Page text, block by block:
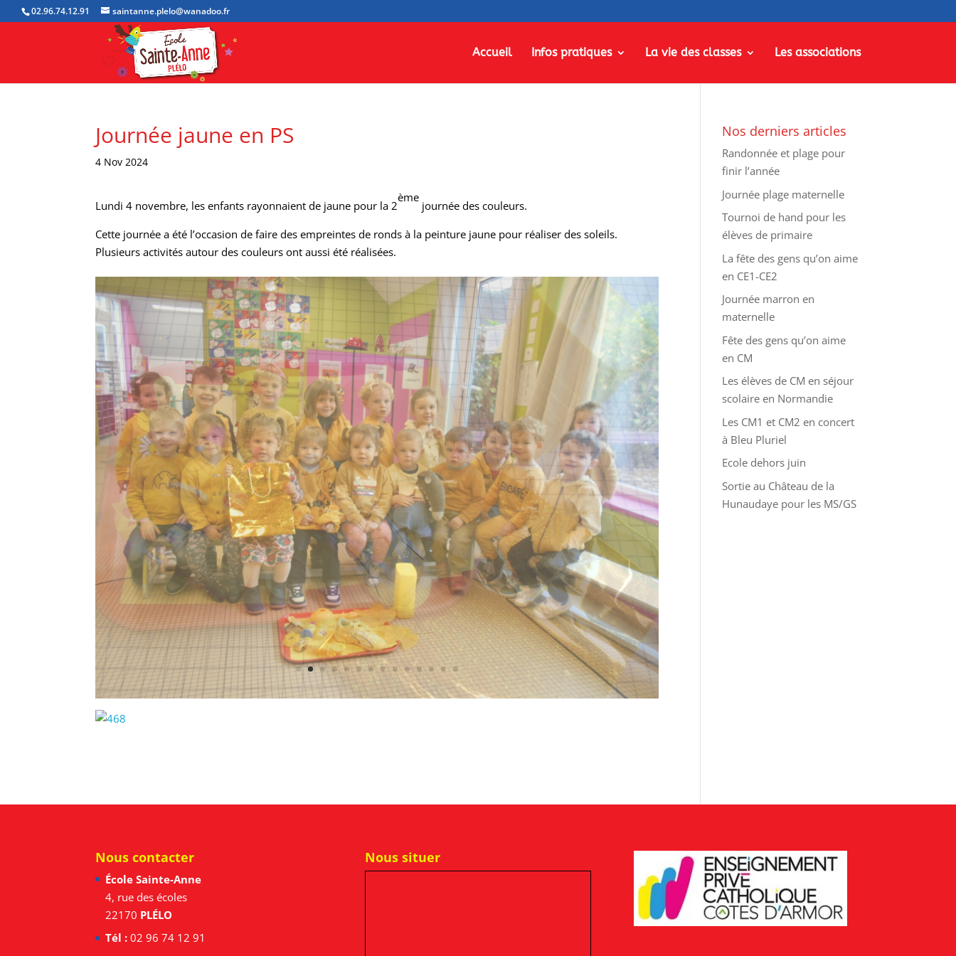
02.96.74.12.91 saintanne.plelo@wanadoo.fr
Accueil Infos pratiques La vie des classes Les associations
Journée jaune en PS
4 Nov 2024
Lundi 4 novembre, les enfants rayonnaient de jaune pour la 2
ème
journée des couleurs.
Cette journée a été l’occasion de faire des empreintes de ronds à la peinture jaune pour réaliser des soleils.
Plusieurs activités autour des couleurs ont aussi été réalisées.
Nos derniers articles
Randonnée et plage pour
finir l’année
Journée plage maternelle
Tournoi de hand pour les
élèves de primaire
La fête des gens qu’on aime
en CE1-CE2
Journée marron en
maternelle
Fête des gens qu’on aime
en CM
Les élèves de CM en séjour
scolaire en Normandie
Les CM1 et CM2 en concert
à Bleu Pluriel
Ecole dehors juin
Sortie au Château de la
Hunaudaye pour les MS/GS
Nous contacter
École Sainte-Anne
4, rue des écoles
22170 PLÉLO
Tél : 02 96 74 12 91
Nous situer